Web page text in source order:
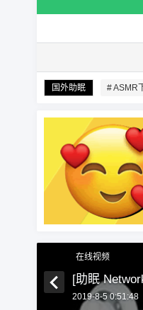
国外助眠 # ASMR
在线视频
[助眠
2019-8-5 0:51:48